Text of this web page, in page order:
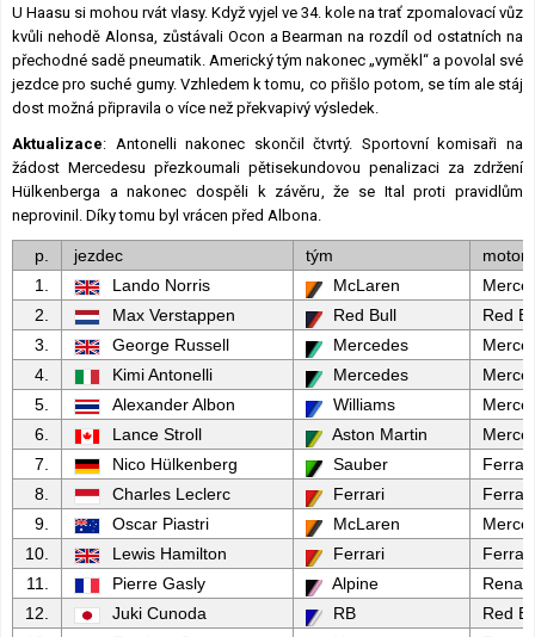
U Haasu si mohou rvát vlasy. Když vyjel ve 34. kole na trať zpomalovací vůz
kvůli nehodě Alonsa, zůstávali Ocon a Bearman na rozdíl od ostatních na
přechodné sadě pneumatik. Americký tým nakonec „vyměkl“ a povolal své
jezdce pro suché gumy. Vzhledem k tomu, co přišlo potom, se tím ale stáj
dost možná připravila o více než překvapivý výsledek.
Aktualizace: Antonelli nakonec skončil čtvrtý. Sportovní komisaři na
žádost Mercedesu přezkoumali pětisekundovou penalizaci za zdržení
Hülkenberga a nakonec dospěli k závěru, že se Ital proti pravidlům
neprovinil. Díky tomu byl vrácen před Albona.
p. jezdec tým
motor
1.
Lando Norris McLaren
2.
Max Verstappen Red Bull
Red
3.
George Russell Mercedes
4.
Kimi Antonelli Mercedes
5.
Alexander Albon Williams
6.
Lance Stroll Aston Martin
7.
Nico Hülkenberg Sauber
Ferrari
8.
Charles Leclerc Ferrari
Ferrari
9.
Oscar Piastri McLaren
10.
Lewis Hamilton Ferrari
Ferrari
11.
Pierre Gasly Alpine
12.
Juki Cunoda RB
Red